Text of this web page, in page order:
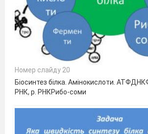
Номер слайду 20
Біосинтез білка. Амінокислоти.
РНК, р. РНКРибо-соми